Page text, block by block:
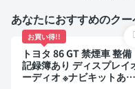
あなたにおすすめのク
お買い得!!
トヨタ 86 GT 禁煙車 整備
記録簿あり ディスプレイ
ーディオ ※ナビキットあり